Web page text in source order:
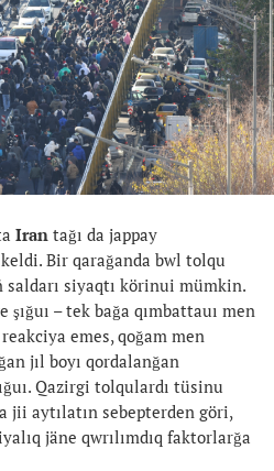
Iran tağı da jappay
Bir qarağanda bwl tolqu
saldarı siyaqtı körinui mümkin.
şığuı – tek bağa qımbattauı men
emes, qoğam men
jıl boyı qordalanğan
Qazirgi tolqulardı tüsinu
jii aytılatın sebepterden göri,
jäne qwrılımdıq faktorlarğa